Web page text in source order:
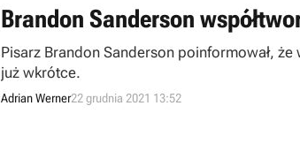
Brandon Sanderson
Pisarz Brandon Sanderson poinformował,
już wkrótce.
Adrian Werner22 grudnia 2021 13:52